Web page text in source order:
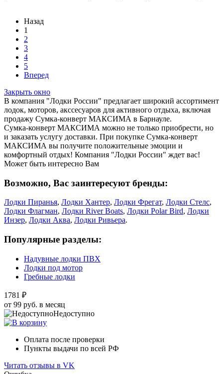
Назад
1
2
3
4
5
Вперед
Закрыть окно
В компания "Лодки России" предлагает широкий ассортимент
лодок, моторов, акссесуаров для активного отдыха, включая
продажу Сумка-конверт МАКСИМА в Барнауле.
Сумка-конверт МАКСИМА можно не только приобрести, но
и заказать услугу доставки. При покупке Сумка-конверт
МАКСИМА вы получите положительные эмоции и
комфортный отдых! Компания "Лодки России" ждет вас!
Может быть интересно Вам
Возможно, Вас заинтересуют бренды:
Лодки Пиранья, Лодки Хантер, Лодки Фрегат, Лодки Стелс,
Лодки Флагман, Лодки River Boats, Лодки Polar Bird, Лодки
Инзер, Лодки Аква, Лодки Ривьера.
Популярные разделы:
Надувные лодки ПВХ
Лодки под мотор
Гребные лодки
1781 ₽
от 99 руб. в месяц
Недоступно
Оплата после проверки
Пункты выдачи по всей РФ
Читать отзывы в VK